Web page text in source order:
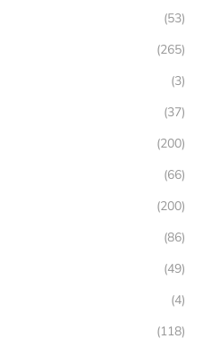
(53)
(265)
(3)
(37)
(200)
(66)
(200)
(86)
(49)
(4)
(118)